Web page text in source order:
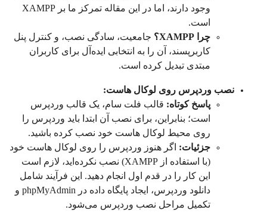
وجود دارند، اما در این مقاله تمرکز ما بر XAMPP
است.
چرا XAMPP؟
جامعیت، سادگی نصب، و کنترل پنل
کاربرپسند، آن را به انتخابی ایده‌آل برای کاربران
مبتدی تبدیل کرده است.
نصب وردپرس روی لوکال هاست:
پاسخ کوتاه: قالب فلت سام، یک قالب وردپرس
است؛ بنابراین، برای نصب آن ابتدا باید وردپرس را
روی محیط لوکال هاست خود نصب کرده باشید.
جزئیات: اگر هنوز وردپرس را روی لوکال هاست خود
(با استفاده از XAMPP) نصب نکرده‌اید، لازم است
این کار را در قدم اول انجام دهید. این فرآیند شامل
دانلود وردپرس، ایجاد پایگاه داده در phpMyAdmin و
تکمیل مراحل نصب وردپرس می‌شود.